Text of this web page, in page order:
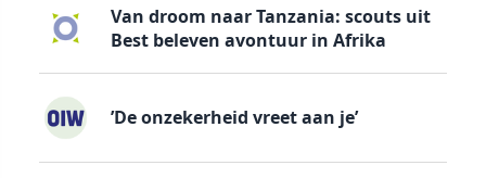
Van droom naar Tanzania: scouts uit
Best beleven avontuur in Afrika
’De onzekerheid vreet aan je’